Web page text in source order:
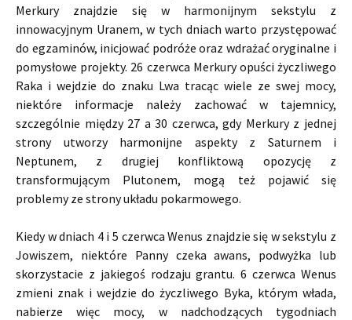
Merkury znajdzie się w harmonijnym sekstylu z
innowacyjnym Uranem, w tych dniach warto przystępować
do egzaminów, inicjować podróże oraz wdrażać oryginalne i
pomysłowe projekty. 26 czerwca Merkury opuści życzliwego
Raka i wejdzie do znaku Lwa tracąc wiele ze swej mocy,
niektóre informacje należy zachować w tajemnicy,
szczególnie między 27 a 30 czerwca, gdy Merkury z jednej
strony utworzy harmonijne aspekty z Saturnem i
Neptunem, z drugiej konfliktową opozycję z
transformującym Plutonem, mogą też pojawić się
problemy ze strony układu pokarmowego.
Kiedy w dniach 4 i 5 czerwca Wenus znajdzie się w sekstylu z
Jowiszem, niektóre Panny czeka awans, podwyżka lub
skorzystacie z jakiegoś rodzaju grantu. 6 czerwca Wenus
zmieni znak i wejdzie do życzliwego Byka, którym włada,
nabierze więc mocy, w nadchodzących tygodniach